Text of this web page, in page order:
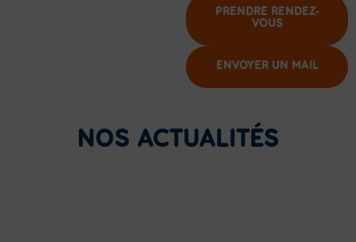
PRENDRE RENDEZ-
VOUS
ENVOYER UN MAIL
NOS ACTUALITÉS